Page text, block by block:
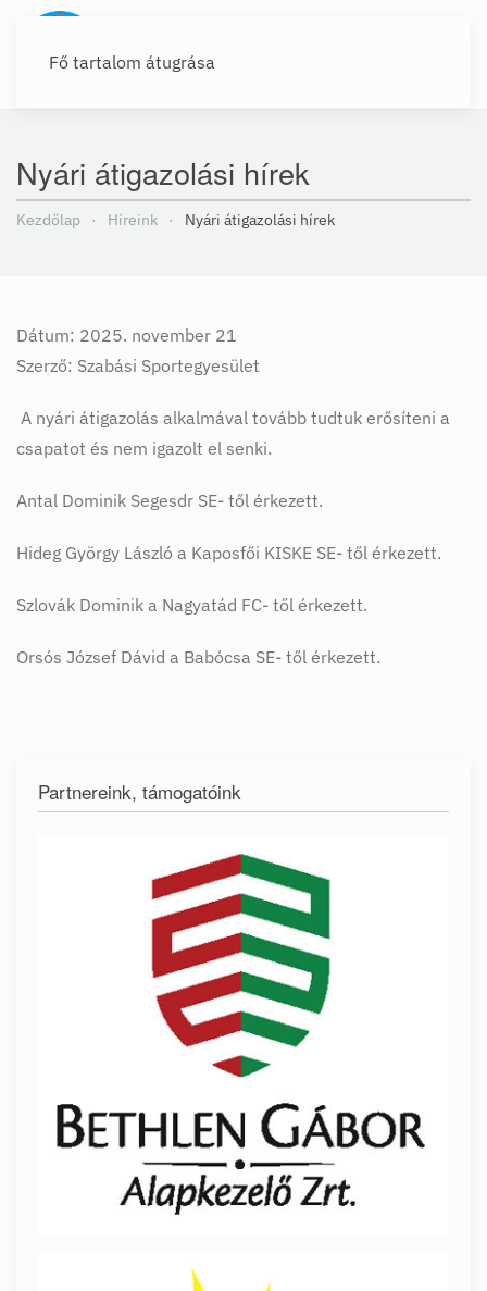
Fő tartalom átugrása
Nyári átigazolási hírek
Kezdőlap Híreink Nyári átigazolási hírek
Dátum: 2025. november 21
Szerző: Szabási Sportegyesület
A nyári átigazolás alkalmával tovább tudtuk erősíteni a
csapatot és nem igazolt el senki.
Antal Dominik Segesdr SE- től érkezett.
Hideg György László a Kaposfői KISKE SE- től érkezett.
Szlovák Dominik a Nagyatád FC- től érkezett.
Orsós József Dávid a Babócsa SE- től érkezett.
Partnereink, támogatóink